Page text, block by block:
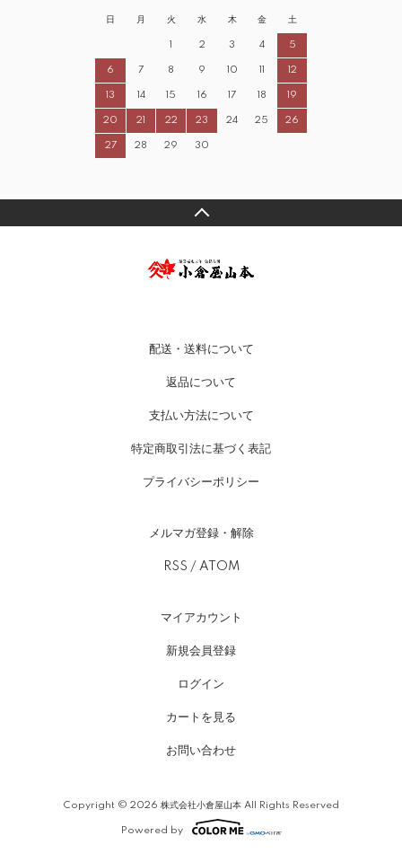
日 月 火 水 木 金 土
1 2 3 4 5
6 7 8 9 10 11 12
13 14 15 16 17 18 19
20 21 22 23 24 25 26
27 28 29 30
配送・送料について
返品について
支払い方法について
特定商取引法に基づく表記
プライバシーポリシー
メルマガ登録・解除
RSS / ATOM
マイアカウント
新規会員登録
ログイン
カートを見る
お問い合わせ
Copyright © 2026 株式会社小倉屋山本 All Rights Reserved
Powered by